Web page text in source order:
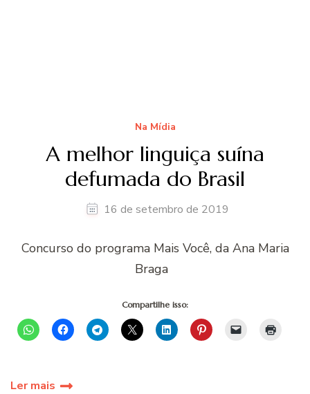
Na Mídia
A melhor linguiça suína
defumada do Brasil
16 de setembro de 2019
Concurso do programa Mais Você, da Ana Maria
Braga
Compartilhe isso:
Ler mais